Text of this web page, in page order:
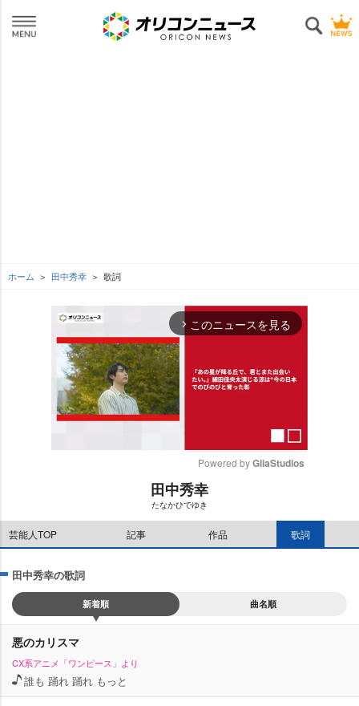
ホーム 田中秀幸 歌詞
arrow_forward_ios このニュースを見る
Powered by GliaStudios
田中秀幸
たなかひでゆき
芸能人TOP 記事 作品 歌詞
田中秀幸の歌詞
新着順 曲名順
悪のカリスマ
CX系アニメ「ワンピース」より
誰も 踊れ 踊れ もっと